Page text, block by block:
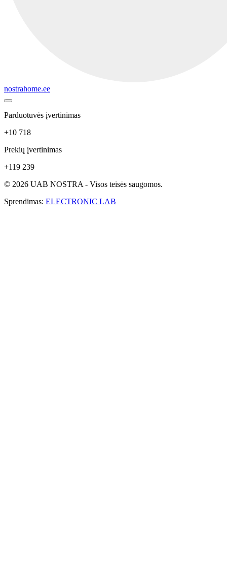
nostrahome.ee
Parduotuvės įvertinimas
+10 718
Prekių įvertinimas
+119 239
© 2026 UAB NOSTRA - Visos teisės saugomos.
Sprendimas: ELECTRONIC LAB